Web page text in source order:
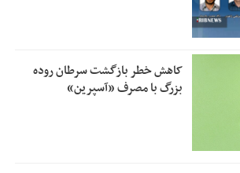
کاهش خطر بازگشت سرطان روده
بزرگ با مصرف «آسپرین»